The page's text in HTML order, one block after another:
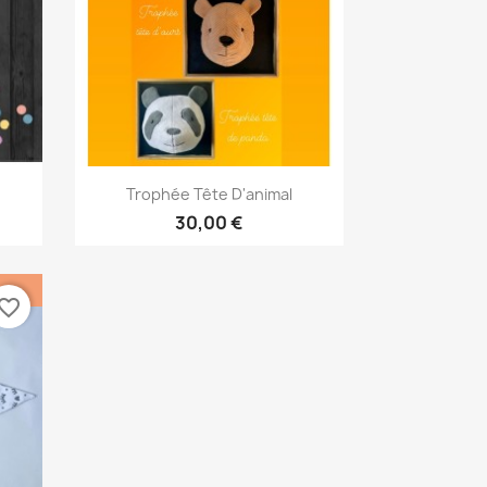
Aperçu rapide
Trophée Tête D'animal
30,00 €